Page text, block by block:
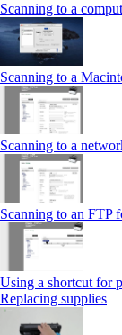
Scanning to a
Scanning to a
Scanning to a
Scanning to an FTP
Using a shortcut for
Replacing supplies